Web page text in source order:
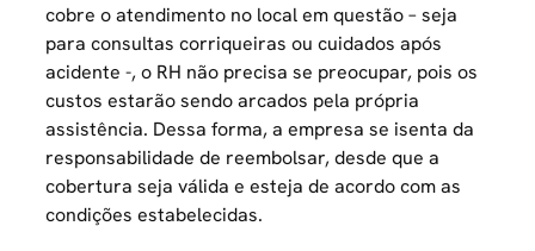
cobre o atendimento no local em questão – seja
para consultas corriqueiras ou cuidados após
acidente -, o RH não precisa se preocupar, pois os
custos estarão sendo arcados pela própria
assistência. Dessa forma, a empresa se isenta da
responsabilidade de reembolsar, desde que a
cobertura seja válida e esteja de acordo com as
condições estabelecidas.